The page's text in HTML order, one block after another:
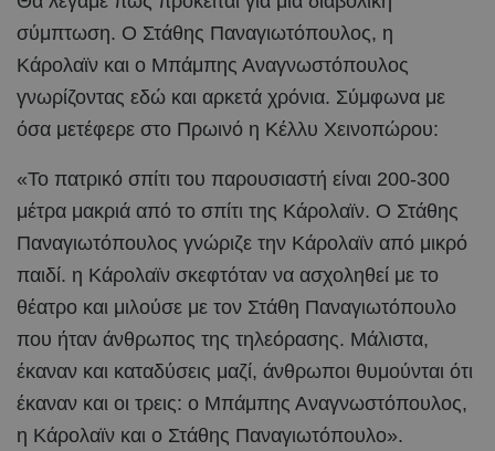
σύμπτωση. Ο Στάθης Παναγιωτόπουλος, η
Κάρολαϊν και ο Μπάμπης Αναγνωστόπουλος
γνωρίζοντας εδώ και αρκετά χρόνια. Σύμφωνα με
όσα μετέφερε στο Πρωινό η Κέλλυ Χεινοπώρου:
«Το πατρικό σπίτι του παρουσιαστή είναι 200-300
μέτρα μακριά από το σπίτι της Κάρολαϊν. Ο Στάθης
Παναγιωτόπουλος γνώριζε την Κάρολαϊν από μικρό
παιδί. η Κάρολαϊν σκεφτόταν να ασχοληθεί με το
θέατρο και μιλούσε με τον Στάθη Παναγιωτόπουλο
που ήταν άνθρωπος της τηλεόρασης. Μάλιστα,
έκαναν και καταδύσεις μαζί, άνθρωποι θυμούνται ότι
έκαναν και οι τρεις: ο Μπάμπης Αναγνωστόπουλος,
η Κάρολαϊν και ο Στάθης Παναγιωτόπουλο».